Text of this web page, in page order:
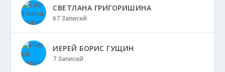
СВЕТЛАНА ГРИГОРИШИНА
67 Записей
ИЕРЕЙ БОРИС ГУЩИН
7 Записей